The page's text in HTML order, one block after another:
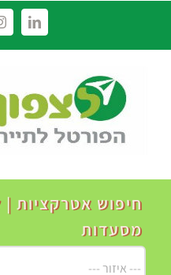
חיפוש אטרקציות |
מסעדות